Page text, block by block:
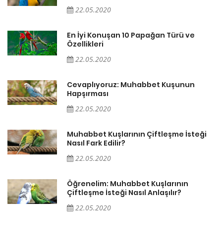
22.05.2020
En İyi Konuşan 10 Papağan Türü ve
Özellikleri
22.05.2020
Cevaplıyoruz: Muhabbet Kuşunun
Hapşırması
22.05.2020
Muhabbet Kuşlarının Çiftleşme İsteği
Nasıl Fark Edilir?
22.05.2020
Öğrenelim: Muhabbet Kuşlarının
Çiftleşme İsteği Nasıl Anlaşılır?
22.05.2020